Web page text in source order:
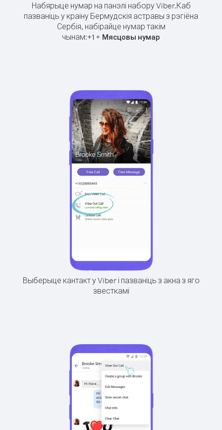
Набярыце нумар на панэлі набору Viber.Каб
пазваніць у краіну Бермудскія астравы з рэгіёна
Сербія, набірайце нумар такім
чынам:+1 + Мясцовы нумар
Выберыце кантакт у Viber і пазваніць з акна з яго
звесткамі